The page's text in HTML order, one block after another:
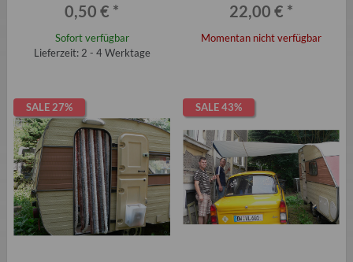
0,50 € *
Sofort verfügbar
Lieferzeit: 2 - 4 Werktage
22,00 € *
Momentan nicht verfügbar
SALE 27% SALE 43%